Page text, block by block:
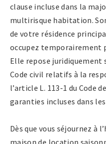
clause incluse dans la
multirisque habitation.
de votre résidence
occupez temporairement
Elle repose juridiquement
Code civil relatifs à la
l’article L. 113-1 du Code
garanties incluses dans
Dès que vous séjournez à
maison de location